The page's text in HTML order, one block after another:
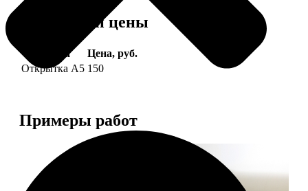
Форматы и цены
Услуга
Цена, руб.
Открытка А5 150
Примеры работ